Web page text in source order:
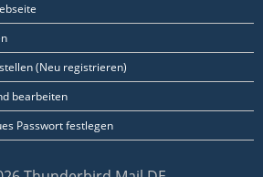
(Neu registrieren)
bearbeiten
Passwort festlegen